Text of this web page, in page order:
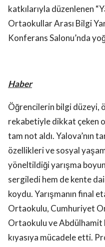
katkılarıyla düzenlenen
Ortaokullar Arası Bilgi
Konferans Salonu’nda
Haber
Öğrencilerin bilgi düzeyi,
rekabetiyle dikkat çeken
tam not aldı. Yalova’nın
özellikleri ve sosyal
yöneltildiği yarışma
sergiledi hem de kente
koydu. Yarışmanın final
Ortaokulu, Cumhuriyet
Ortaokulu ve
kıyasıya mücadele etti.